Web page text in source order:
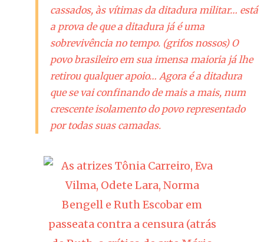
cassados, às vítimas da ditadura militar… está
a prova de que a ditadura já é uma
sobrevivência no tempo. (grifos nossos) O
povo brasileiro em sua imensa maioria já lhe
retirou qualquer apoio… Agora é a ditadura
que se vai confinando de mais a mais, num
crescente isolamento do povo representado
por todas suas camadas.